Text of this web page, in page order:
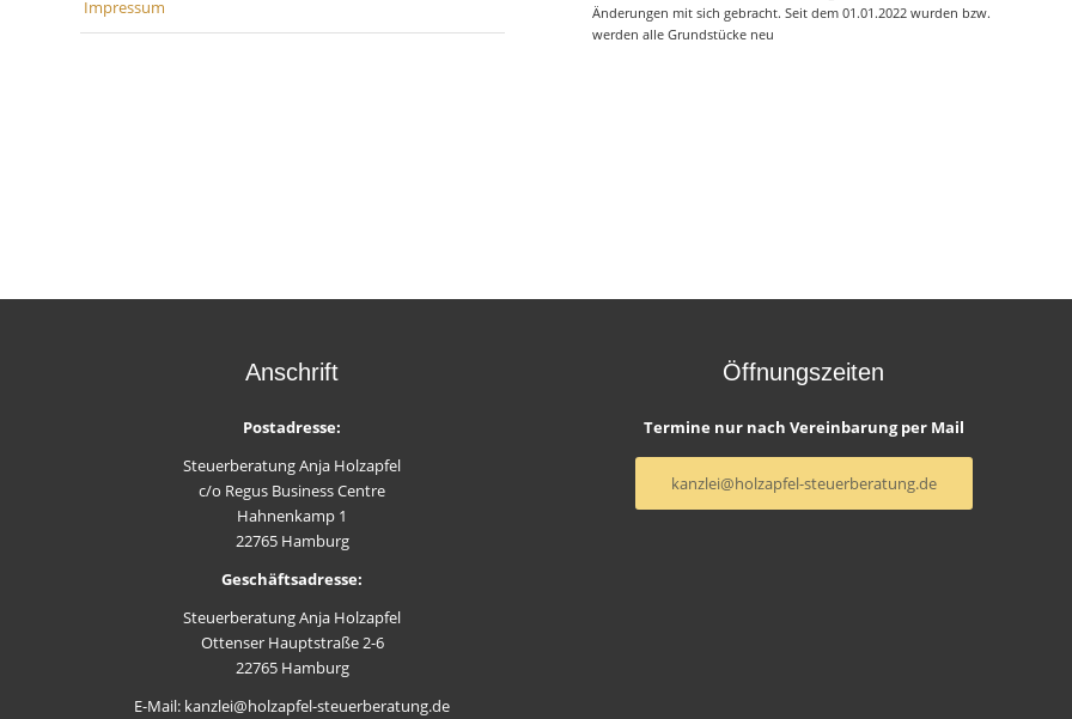
Impressum
Änderungen mit sich gebracht. Seit dem 01.01.2022 wurden bzw.
werden alle Grundstücke neu
Anschrift
Postadresse:
Steuerberatung Anja Holzapfel
c/o Regus Business Centre
Hahnenkamp 1
22765 Hamburg
Geschäftsadresse:
Steuerberatung Anja Holzapfel
Ottenser Hauptstraße 2-6
22765 Hamburg
E-Mail: kanzlei@holzapfel-steuerberatung.de
Öffnungszeiten
Termine nur nach Vereinbarung per Mail
kanzlei@holzapfel-steuerberatung.de